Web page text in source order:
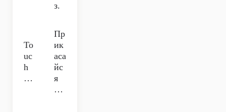
з.
To
uc
h
…
Пр
ик
аса
йс
я
…